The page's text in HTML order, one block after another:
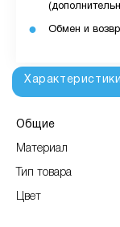
Обмен и
Характеристики
Общие
Материал
Тип товара
Цвет